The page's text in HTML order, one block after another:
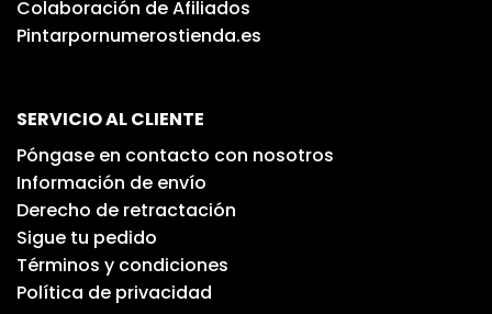
Colaboración de Afiliados
Pintarpornumerostienda.es
SERVICIO AL CLIENTE
Póngase en contacto con nosotros
Información de envío
Derecho de retractación
Sigue tu pedido
Términos y condiciones
Política de privacidad